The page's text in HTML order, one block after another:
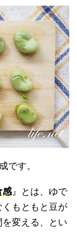
です。
感 』とは、ゆで
もともと豆が
変える、とい